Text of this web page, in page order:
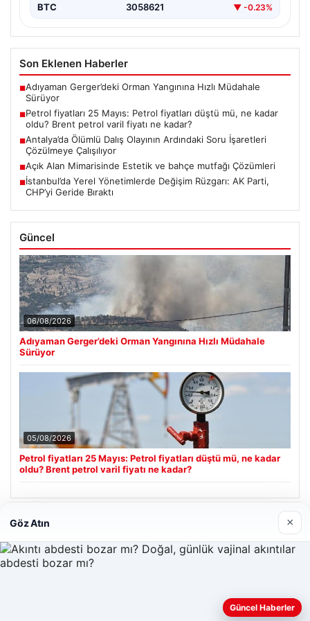
BTC 3058621 ▼ -0.23%
Son Eklenen Haberler
■Adıyaman Gerger’deki Orman Yangınına Hızlı Müdahale
Sürüyor
■Petrol fiyatları 25 Mayıs: Petrol fiyatları düştü mü, ne kadar
oldu? Brent petrol varil fiyatı ne kadar?
■Antalya’da Ölümlü Dalış Olayının Ardındaki Soru İşaretleri
Çözülmeye Çalışılıyor
■Açık Alan Mimarisinde Estetik ve bahçe mutfağı Çözümleri
■İstanbul’da Yerel Yönetimlerde Değişim Rüzgarı: AK Parti,
CHP’yi Geride Bıraktı
Güncel
06/08/2026
Adıyaman Gerger’deki Orman Yangınına Hızlı Müdahale
Sürüyor
05/08/2026
Petrol fiyatları 25 Mayıs: Petrol fiyatları düştü mü, ne kadar
oldu? Brent petrol varil fiyatı ne kadar?
Son Eklenen Firmalar
Web sitemizi nasıl kullandığınızı daha iyi anlayabilmek,
Göz Atın ×
Güncel Haberler